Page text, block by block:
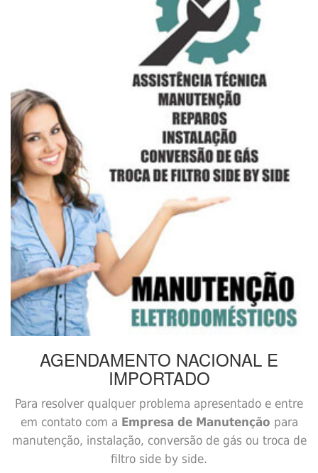
AGENDAMENTO NACIONAL E
IMPORTADO
Para resolver qualquer problema apresentado e entre
em contato com a Empresa de Manutenção para
manutenção, instalação, conversão de gás ou troca de
filtro side by side.